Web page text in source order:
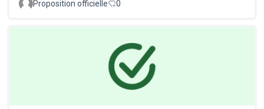
Proposition officielle
0